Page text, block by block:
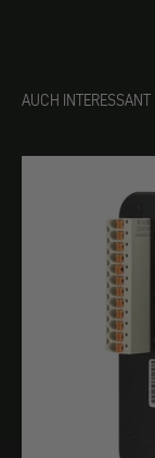
AUCH INTERESSANT